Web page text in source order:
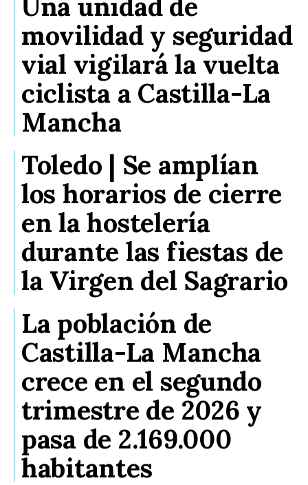
movilidad y seguridad
vial vigilará la vuelta
ciclista a Castilla-La
Mancha
Toledo | Se amplían
los horarios de cierre
en la hostelería
durante las fiestas de
la Virgen del Sagrario
La población de
Castilla-La Mancha
crece en el segundo
trimestre de 2026 y
pasa de 2.169.000
habitantes